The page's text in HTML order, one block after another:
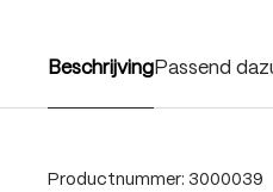
Beschrijving Passend
Productnummer: 3000039